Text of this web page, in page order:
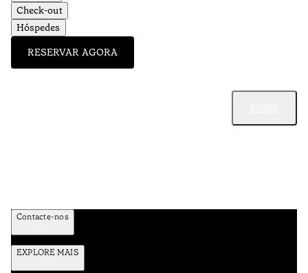
Check-out
Hóspedes
RESERVAR AGORA
Contacte-nos
EXPLORE MAIS